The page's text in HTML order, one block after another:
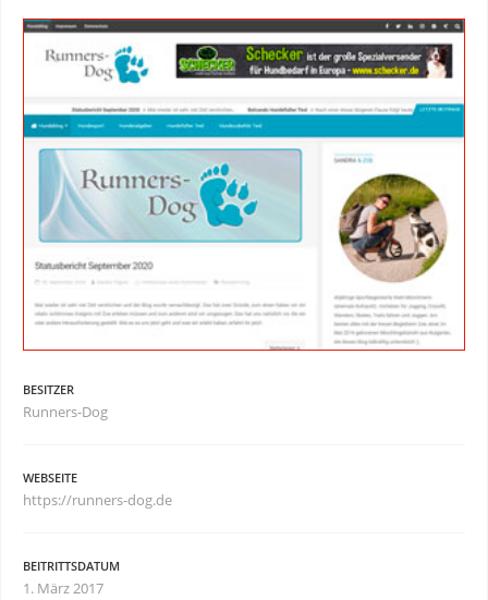
BESITZER
Runners-Dog
WEBSEITE
https://runners-dog.de
BEITRITTSDATUM
1. März 2017